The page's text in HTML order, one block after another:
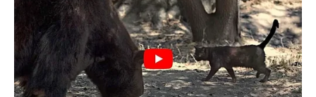
Először Lázár János építési és közlekedési
miniszter beszélt a 14. havi nyugdíj bevezetésének